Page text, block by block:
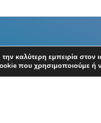
καλύτερη εμπειρία στον
που χρησιμοποιούμε ή